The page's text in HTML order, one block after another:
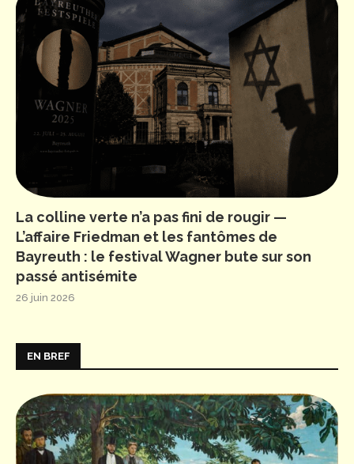
La colline verte n’a pas fini de rougir —
L’affaire Friedman et les fantômes de
Bayreuth : le festival Wagner bute sur son
passé antisémite
26 juin 2026
EN BREF